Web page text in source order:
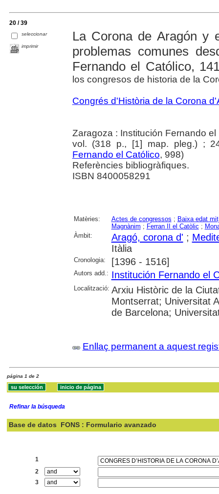
20 / 39
seleccionar
imprimir
La Corona de Aragón y
problemas comunes
Fernando el Católico,
los congresos de historia de la
Congrés d'Història de la Corona
Zaragoza : Institución Fernando
vol. (318 p., [1] map. pleg.) ;
Fernando el Católico, 998)
Referències bibliogràfiques.
ISBN 8400058291
Matèries: Actes de congressos ; Baixa edat
Magnànim ; Ferran II el Catòlic ;
Àmbit:
Aragó, corona d' ;
Itàlia
Cronologia: [1396 - 1516]
Autors add.: Institución Fernando el
Localització: Arxiu Històric de la
Montserrat; Universitat
de Barcelona;
Enllaç permanent a aquest
página 1 de 2
Refinar la búsqueda
Base de datos FONS : Formulario avanzado
1
2
3